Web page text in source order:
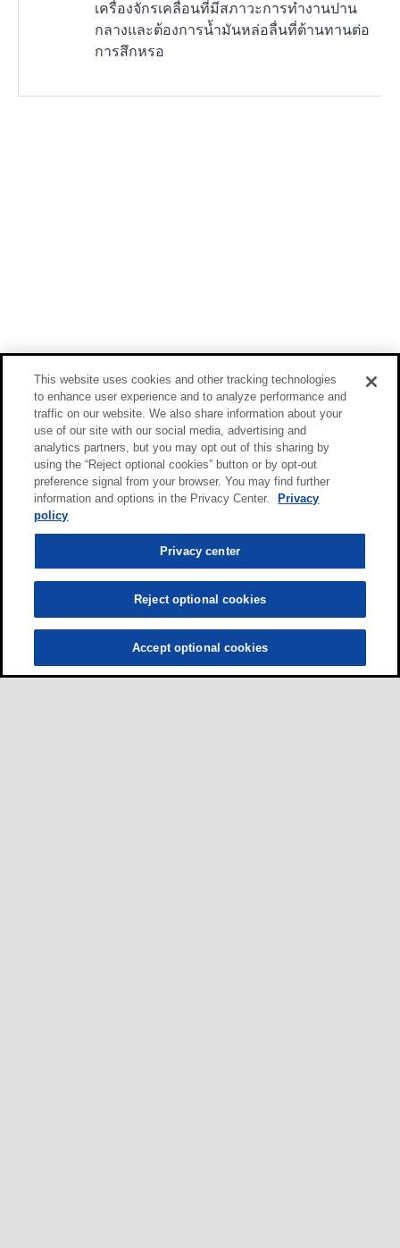
เครื่องจักรเคลื่อนที่มีสภาวะการทำงานปาน
กลางและต้องการน้ำมันหล่อลื่นที่ต้านทานต่อ
การสึกหรอ
This website uses cookies and other tracking technologies
to enhance user experience and to analyze performance and
traffic on our website. We also share information about your
use of our site with our social media, advertising and
analytics partners, but you may opt out of this sharing by
using the “Reject optional cookies” button or by opt-out
preference signal from your browser. You may find further
information and options in the Privacy Center.
Privacy
policy
Privacy center
Reject optional cookies
Accept optional cookies